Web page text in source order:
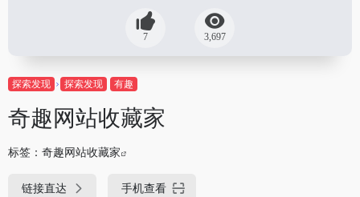
7 3,697
探索发现 探索发现 有趣
奇趣网站收藏家
标签： 奇趣网站收藏家
链接直达 手机查看